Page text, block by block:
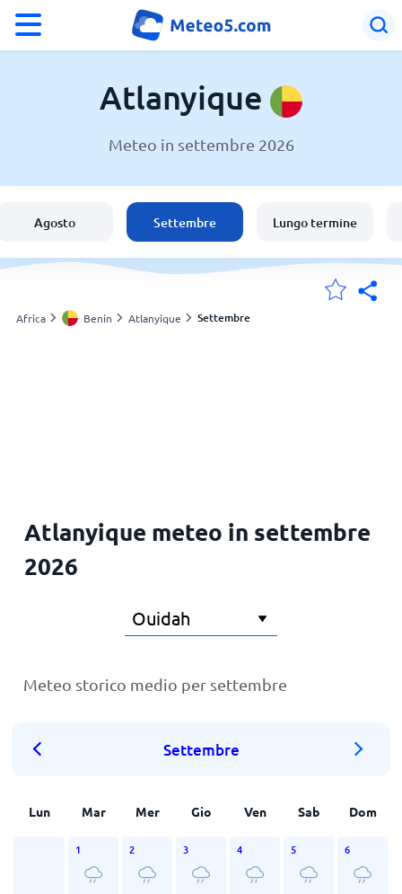
Meteo in Atlanyique
Italia
Svizzera
Atlanyique
Meteo in settembre 2026
Agosto Settembre Lungo termine
Africa Benin Atlanyique Settembre
Atlanyique meteo in settembre
2026
Meteo storico medio per settembre
Settembre
Lun Mar Mer Gio Ven Sab Dom
1 2 3 4 5 6